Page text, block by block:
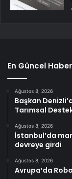
En Güncel
Ağustos 8, 2026
Başkan
Tarımsal
Ağustos 8, 2026
İstanbul’da
devreye girdi
Ağustos 8, 2026
Avrupa’da